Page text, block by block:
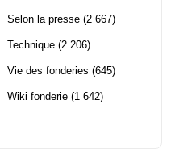
Selon la presse (2 667)
Technique (2 206)
Vie des fonderies (645)
Wiki fonderie (1 642)